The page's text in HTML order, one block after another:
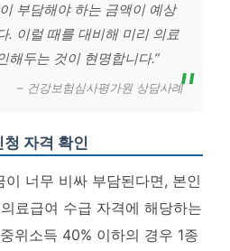
부담해야 하는 금액이 예상
. 이럴 때를 대비해 미리 의료
해두는 것이 현명합니다.”
– 건강보험심사평가원 상담사례
자격 확인
너무 비싸 부담된다면, 본인
료급여 수급 자격에 해당하는
위소득 40% 이하의 경우 1종